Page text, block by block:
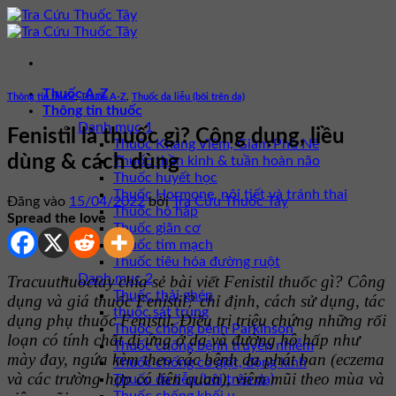
Bỏ
qua
dung
Thuốc A-Z
Thông tin thuốc
Danh mục 1
Thuốc Kháng Viêm, Giảm Phù Nề
Thuốc thần kinh & tuần hoàn não
Thuốc huyết học
Thuốc Hormone, nội tiết và tránh thai
Thuốc hô hấp
Thuốc giãn cơ
Thuốc tim mạch
Thuốc tiêu hóa đường ruột
Danh mục 2
Thuốc thải ghép
thuốc sát trùng
Thuốc chống bệnh Parkinson
Thuốc chống bệnh truyền nhiễm
Thuốc chống co giật, động kinh
Thuốc da liễu (bôi trên da)
Thông tin thuốc,Thuốc A-Z Thuốc da liễu (bôi trên da)
Fenistil là thuốc gì? Công dụng, liều
dùng & cách dùng
Đăng vào 15/04/2022 bởiTra Cứu Thuốc Tây
Spread the love
Tracuuthuoctay chia sẻ bài viết Fenistil thuốc gì? Công
dụng và giá thuốc Fenistil? chỉ định, cách sử dụng, tác
dụng phụ thuốc Fenistil.Điều trị triệu chứng những rối
loạn có tính chất dị ứng ở da và đường hô hấp như
mày đay, ngứa kèm theo các bệnh da phát ban (eczema
và các trường hợp có liên quan), viêm mũi theo mùa và